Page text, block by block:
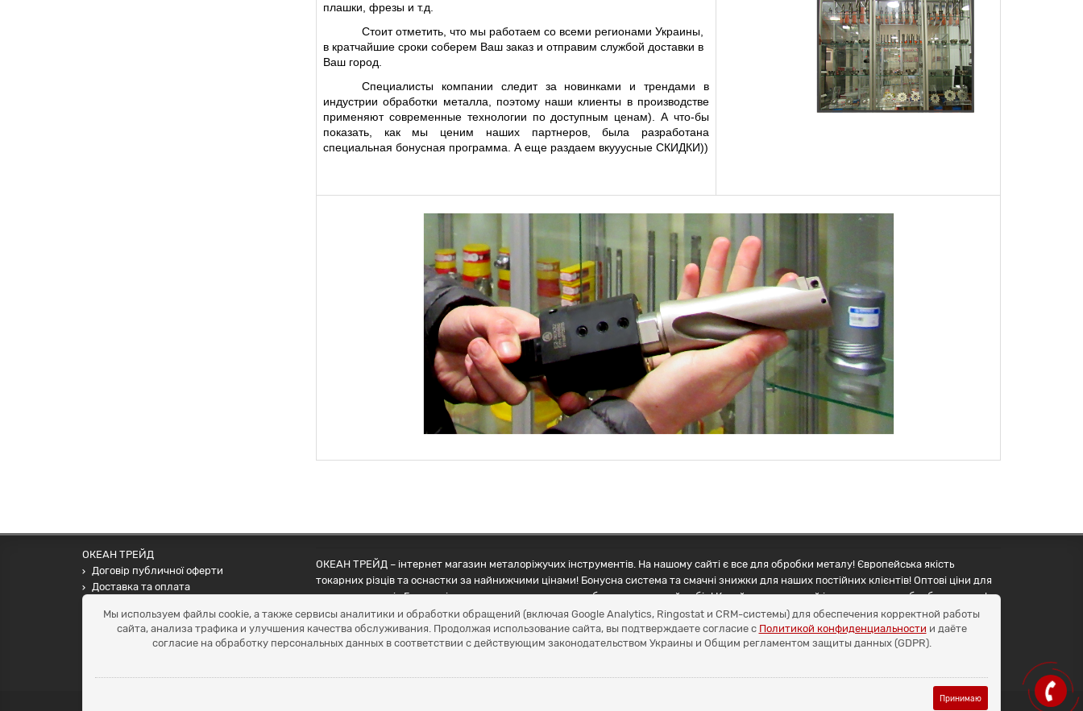
плашки, фрезы и т.д.
Стоит отметить, что мы работаем со всеми регионами Украины,
в кратчайшие сроки соберем Ваш заказ и отправим службой доставки в
Ваш город.
Специалисты компании следит за новинками и трендами в
индустрии обработки металла, поэтому наши клиенты в производстве
применяют современные технологии по доступным ценам). А что-бы
показать, как мы ценим наших партнеров, была разработана
специальная бонусная программа. А еще раздаем вкууусные СКИДКИ))
ОКЕАН ТРЕЙД
Договір публичної оферти
Доставка та оплата
Умови повернення
+38 (099) 452-20-02
ОКЕАН ТРЕЙД – інтернет магазин металоріжучих інструментів. На нашому сайті є все для обробки металу! Європейська якість
токарних різців та оснастки за найнижчими цінами! Бонусна система та смачні знижки для наших постійних клієнтів! Оптові ціни для
наших партнерів Грамотні менеджери допоможуть зробити правильний вибір! Купуйте правильний інструмент для обробки металу!
Мы используем файлы cookie, а также сервисы аналитики и обработки обращений (включая Google Analytics, Ringostat и CRM-системы) для обеспечения корректной работы
сайта, анализа трафика и улучшения качества обслуживания. Продолжая использование сайта, вы подтверждаете согласие с Политикой конфиденциальности и даёте
согласие на обработку персональных данных в соответствии с действующим законодательством Украины и Общим регламентом защиты данных (GDPR).
Принимаю